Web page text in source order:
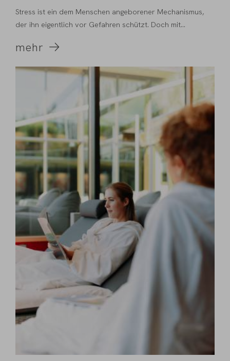
Stress ist ein dem Menschen angeborener Mechanismus,
der ihn eigentlich vor Gefahren schützt. Doch mit...
mehr